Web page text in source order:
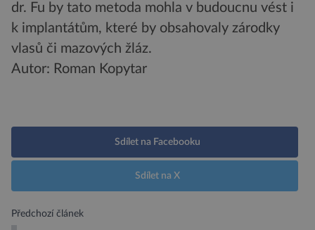
dr. Fu by tato metoda mohla v budoucnu vést i
k implantátům, které by obsahovaly zárodky
vlasů či mazových žláz.
Autor: Roman Kopytar
Sdílet na Facebooku
Sdílet na X
Předchozí článek